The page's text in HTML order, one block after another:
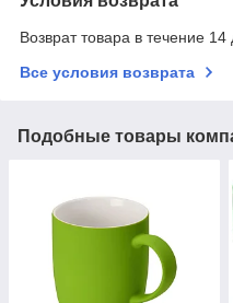
Возврат товара в течение
Все условия возврата
Подобные товары